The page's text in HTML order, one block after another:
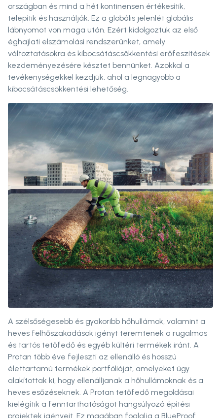
országban és mind a hét kontinensen értékesítik,
telepítik és használják. Ez a globális jelenlét globális
lábnyomot von maga után. Ezért kidolgoztuk az első
éghajlati elszámolási rendszerünket, amely
változtatásokra és kibocsátáscsökkentési erőfeszítések
kezdeményezésére késztet bennünket. Azokkal a
tevékenységekkel kezdjük, ahol a legnagyobb a
kibocsátáscsökkentési lehetőség.
A szélsőségesebb és gyakoribb hőhullámok, valamint a
heves felhőszakadások igényt teremtenek a rugalmas
és tartós tetőfedő és egyéb kültéri termékek iránt. A
Protan több éve fejleszti az ellenálló és hosszú
élettartamú termékek portfólióját, amelyeket úgy
alakítottak ki, hogy ellenálljanak a hőhullámoknak és a
heves esőzéseknek. A Protan tetőfedő megoldásai
kielégítik a fenntarthatóságot hangsúlyozó építési
projektek igényeit. Ez magában foglalja a BlueProof